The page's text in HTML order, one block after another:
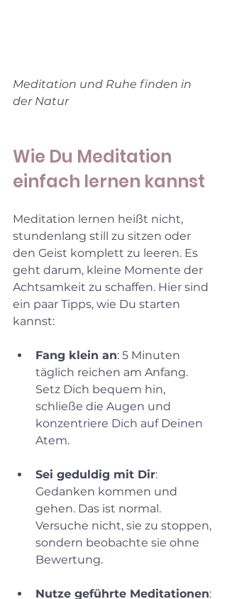
Meditation und Ruhe finden in
der Natur
Wie Du Meditation
einfach lernen kannst
Meditation lernen heißt nicht,
stundenlang still zu sitzen oder
den Geist komplett zu leeren. Es
geht darum, kleine Momente der
Achtsamkeit zu schaffen. Hier sind
ein paar Tipps, wie Du starten
kannst:
Fang klein an: 5 Minuten
täglich reichen am Anfang.
Setz Dich bequem hin,
schließe die Augen und
konzentriere Dich auf Deinen
Atem.
Sei geduldig mit Dir:
Gedanken kommen und
gehen. Das ist normal.
Versuche nicht, sie zu stoppen,
sondern beobachte sie ohne
Bewertung.
Nutze geführte Meditationen: